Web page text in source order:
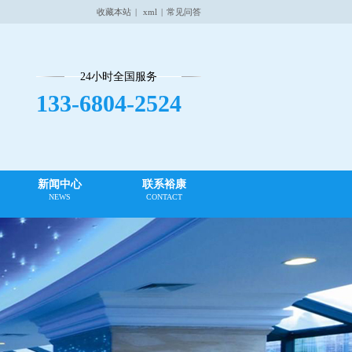
收藏本站 | xml | 常见问答
24小时全国服务
133-6804-2524
新闻中心
NEWS
联系裕康
CONTACT